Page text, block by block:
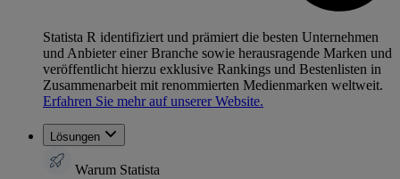
Statista R identifiziert und prämiert die besten Unternehmen
und Anbieter einer Branche sowie herausragende Marken und
veröffentlicht hierzu exklusive Rankings und Bestenlisten in
Zusammenarbeit mit renommierten Medienmarken weltweit.
Erfahren Sie mehr auf unserer Website.
Lösungen
Warum Statista